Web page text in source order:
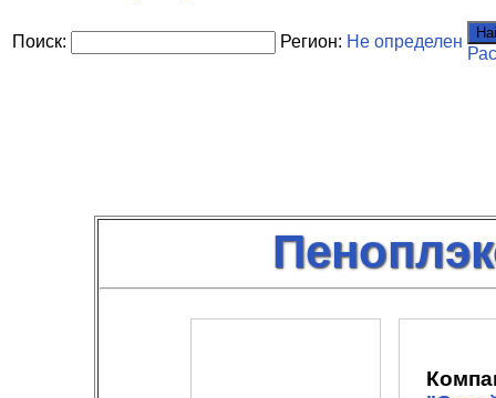
Поиск: Регион: Не определен